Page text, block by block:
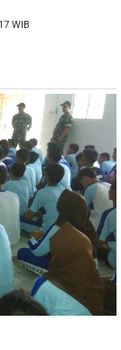
WIB